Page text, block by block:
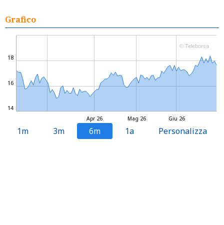
Grafico
Mag 26
Apr 26 Giu 26
14
16
18
© Teleborsa
1m 3m 6m 1a Personalizza